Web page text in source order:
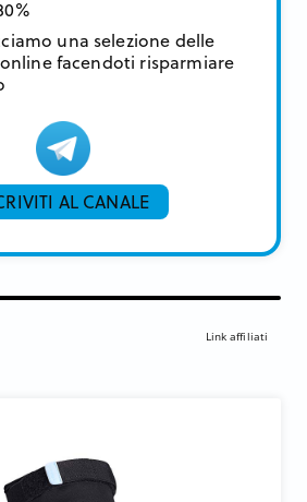
una selezione delle
facendoti risparmiare
AL CANALE
Link affiliati